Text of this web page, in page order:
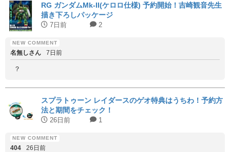
RG ガンダムMk-II(ケロロ仕様) 予約開始！吉崎観音先生
描き下ろしパッケージ
7日前 2
名無しさん 7日前
？
スプラトゥーン レイダースのゲオ特典はうちわ！予約方
法と期間をチェック！
26日前 1
404 26日前